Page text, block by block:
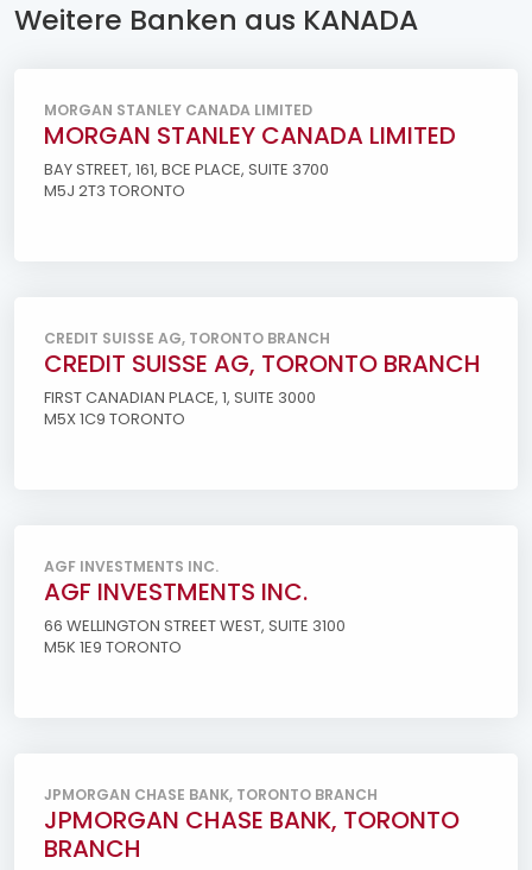
Weitere Banken aus KANADA
MORGAN STANLEY CANADA LIMITED
MORGAN STANLEY CANADA LIMITED
BAY STREET, 161, BCE PLACE, SUITE 3700
M5J 2T3 TORONTO
CREDIT SUISSE AG, TORONTO BRANCH
CREDIT SUISSE AG, TORONTO BRANCH
FIRST CANADIAN PLACE, 1, SUITE 3000
M5X 1C9 TORONTO
AGF INVESTMENTS INC.
AGF INVESTMENTS INC.
66 WELLINGTON STREET WEST, SUITE 3100
M5K 1E9 TORONTO
JPMORGAN CHASE BANK, TORONTO BRANCH
JPMORGAN CHASE BANK, TORONTO
BRANCH